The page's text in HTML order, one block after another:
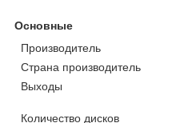
Основные
Производитель
Страна производитель
Выходы
Количество дисков